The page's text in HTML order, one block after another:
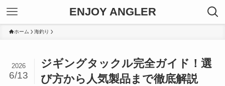
ENJOY ANGLER
ホーム 海釣り
ジギングタックル完全ガイド！選
び方から人気製品まで徹底解説
2026
6/13